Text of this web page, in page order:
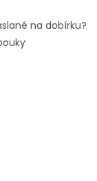
na dobírku?